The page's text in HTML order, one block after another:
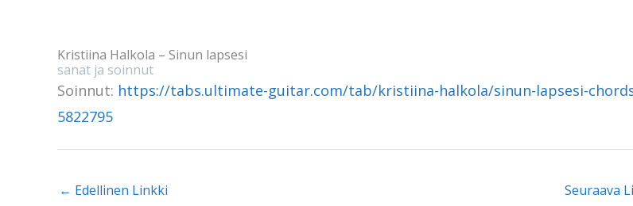
Kristiina Halkola – Sinun lapsesi
sanat ja soinnut
Soinnut: https://tabs.ultimate-guitar.com/tab/kristiina-halkola/sinun-lapsesi-
5822795
← Edellinen Linkki Seuraava